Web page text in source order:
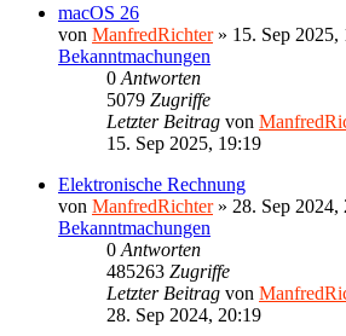
macOS 26
von ManfredRichter» 15. Sep 2025,
Bekanntmachungen
0 Antworten
5079 Zugriffe
Letzter Beitrag von
15. Sep 2025, 19:19
Elektronische Rechnung
von ManfredRichter» 28. Sep 2024,
Bekanntmachungen
0 Antworten
485263 Zugriffe
Letzter Beitrag von
28. Sep 2024, 20:19